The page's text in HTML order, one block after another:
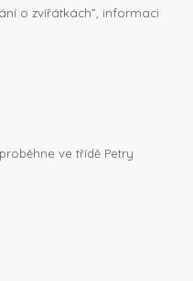
o zvířátkách”, informaci
ve třídě Petry